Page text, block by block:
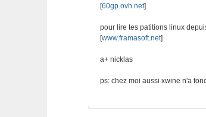
[60gp.ovh.net]
pour lire tes patitions linux
[www.framasoft.net]
a+ nicklas
ps: chez moi aussi xwine n'a